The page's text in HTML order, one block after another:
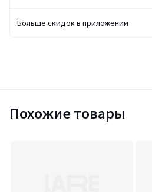
Больше скидок в приложении
Похожие товары